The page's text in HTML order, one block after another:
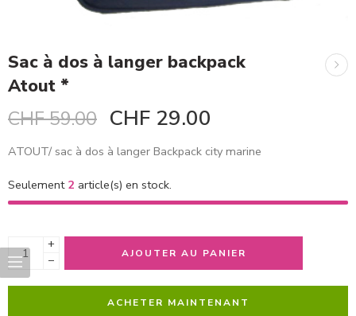
Sac à dos à langer backpack
Atout *
CHF59.00 CHF 29.00
ATOUT/ sac à dos à langer Backpack city marine
Seulement 2 article(s) en stock.
+
−
AJOUTER AU PANIER
ACHETER MAINTENANT